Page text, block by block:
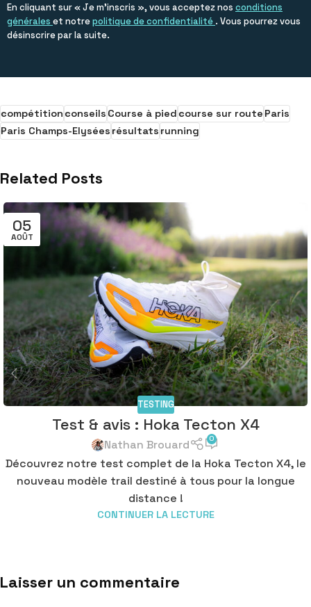
m
P
r
En cliquant sur « Je m’inscris », vous acceptez nos conditions
générales et notrepolitique de confidentialité . Vous pourrez vous
désinscrire par la suite.
compétitionconseilsCourse à piedcourse sur routeParis
Paris Champs-Elyséesrésultatsrunning
Related Posts
05
AOÛT
TESTING
Test & avis : Hoka Tecton X4
Nathan Brouard 0
Découvrez notre test complet de la Hoka Tecton X4, le
nouveau modèle trail destiné à tous pour la longue
distance !
CONTINUER LA LECTURE
Laisser un commentaire